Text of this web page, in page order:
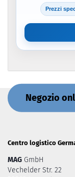
Prezzi
Negozio
Centro logistico
MAG GmbH
Vechelder Str. 22